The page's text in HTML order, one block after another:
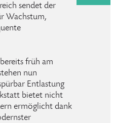
sendet der
Wachstum,
früh am
nun
Entlastung
bietet nicht
ermöglicht dank